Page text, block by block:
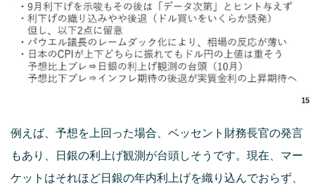
例えば、予想を上回った場合、ベッセント財務長官の発言
もあり、日銀の利上げ観測が台頭しそうです。現在、マー
ケットはそれほど日銀の年内利上げを織り込んでおらず、